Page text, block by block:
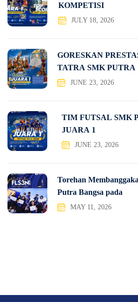
KOMPETISI
JULY 18, 2026
GORESKAN
TATRA SMK PUTRA
JUNE 23, 2026
TIM FUTSAL SMK
JUARA 1
JUNE 23, 2026
Torehan
Putra Bangsa pada
MAY 11, 2026